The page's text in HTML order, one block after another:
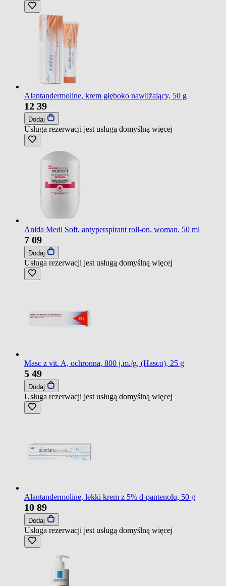
Alantandermoline, krem głęboko nawilżający, 50 g
12 39
Dodaj
Usługa rezerwacji jest usługą domyślną więcej
Anida Medi Soft, antyperspirant roll-on, woman, 50 ml
7 09
Dodaj
Usługa rezerwacji jest usługą domyślną więcej
Masc z vit. A, ochronna, 800 j.m./g, (Hasco), 25 g
5 49
Dodaj
Usługa rezerwacji jest usługą domyślną więcej
Alantandermoline, lekki krem z 5% d-pantenolu, 50 g
10 89
Dodaj
Usługa rezerwacji jest usługą domyślną więcej